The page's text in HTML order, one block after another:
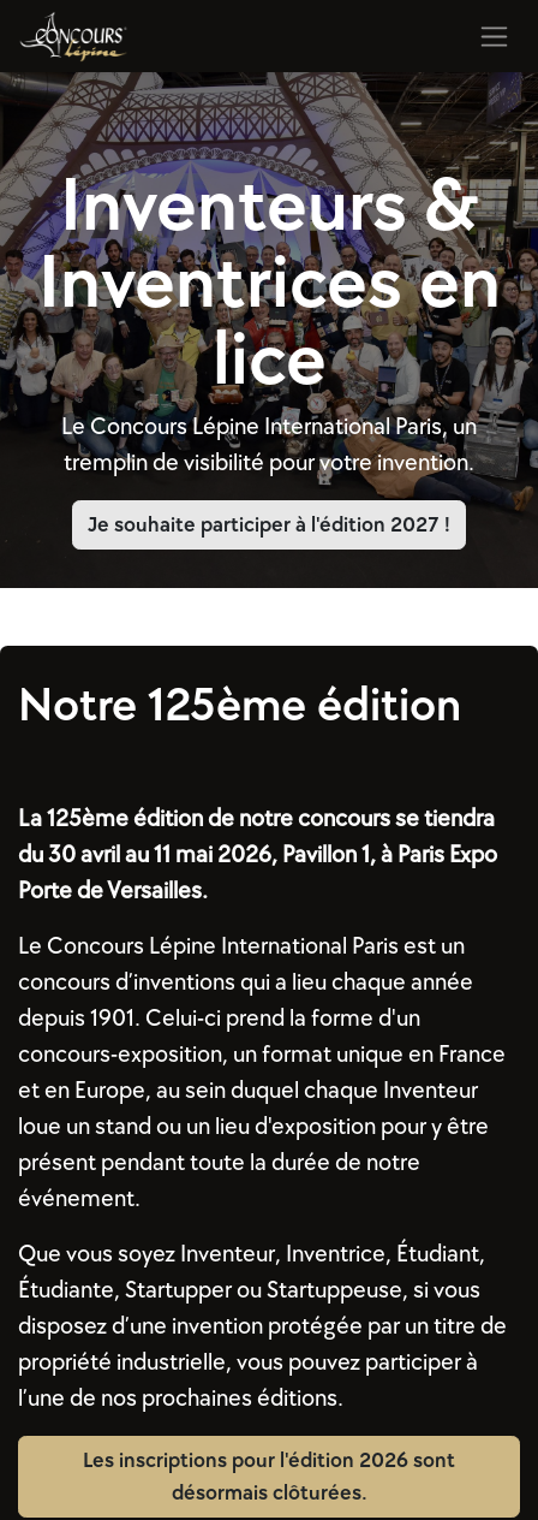
Se rendre au contenu
Inventeurs &
Inventrices en
lice
Le Concours Lépine International Paris, un
tremplin de visibilité pour votre invention.
Je souhaite participer à l'édition 2027 !
Notre 125ème édition
La 125ème édition de notre concours se tiendra
du 30 avril au 11 mai 2026, Pavillon 1, à Paris Expo
Porte de Versailles.
Le Concours Lépine International Paris est un
concours d’inventions qui a lieu chaque année
depuis 1901. Celui-ci prend la forme d'un
concours-exposition, un format unique en France
et en Europe, au sein duquel chaque Inventeur
loue un stand ou un lieu d'exposition pour y être
présent pendant toute la durée de notre
événement.
Que vous soyez Inventeur, Inventrice, Étudiant,
Étudiante, Startupper ou Startuppeuse, si vous
disposez d’une invention protégée par un titre de
propriété industrielle, vous pouvez participer à
l’une de nos prochaines éditions.
Les inscriptions pour l'édition 2026 sont
désormais clôturées.